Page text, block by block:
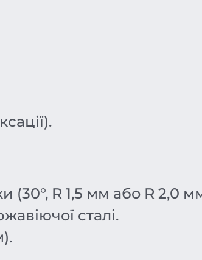
(30°, R 1,5 мм або R 2,0
сталі.